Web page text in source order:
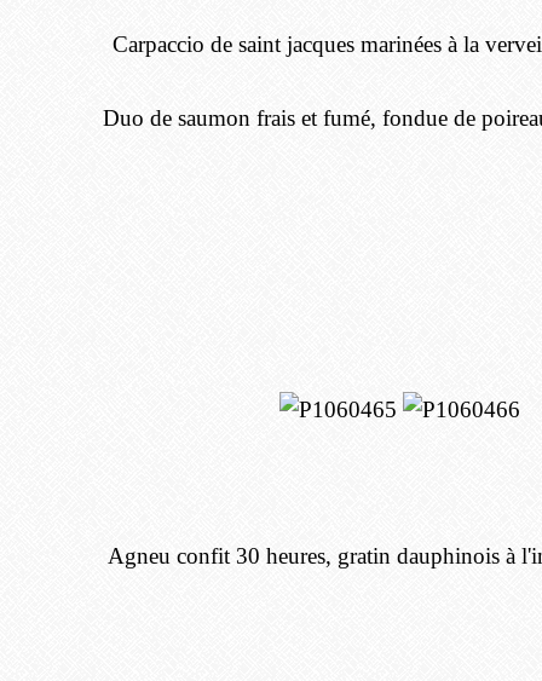
Carpaccio de saint jacques marinées à la
Duo de saumon frais et fumé, fondue de
Agneu confit 30 heures, gratin dauphinois à